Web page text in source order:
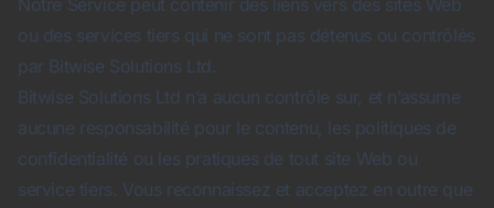
Notre Service peut contenir des liens vers des sites Web
ou des services tiers qui ne sont pas détenus ou contrôlés
par Bitwise Solutions Ltd.
Bitwise Solutions Ltd n’a aucun contrôle sur, et n’assume
aucune responsabilité pour le contenu, les politiques de
confidentialité ou les pratiques de tout site Web ou
service tiers. Vous reconnaissez et acceptez en outre que